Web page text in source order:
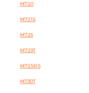
M720
M721S
M725
M729T
M72SRS
M730T